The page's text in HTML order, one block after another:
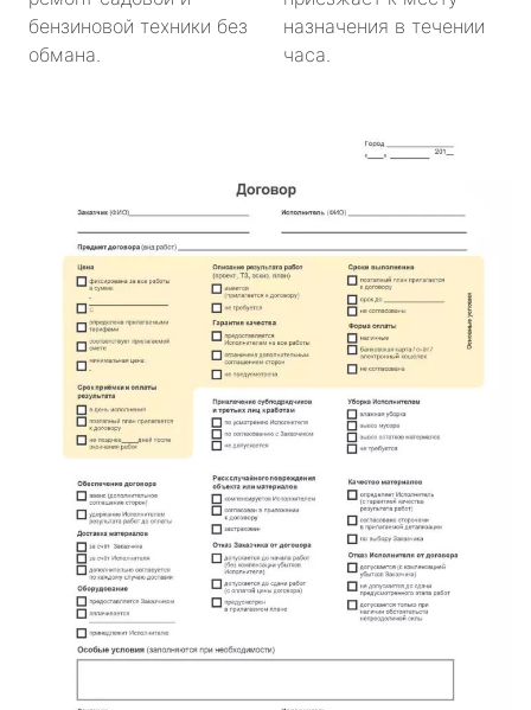
бензиновой техники без
обмана.
назначения в течении
часа.